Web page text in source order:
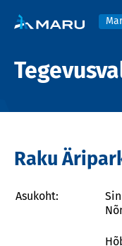
Raku
Asukoht: